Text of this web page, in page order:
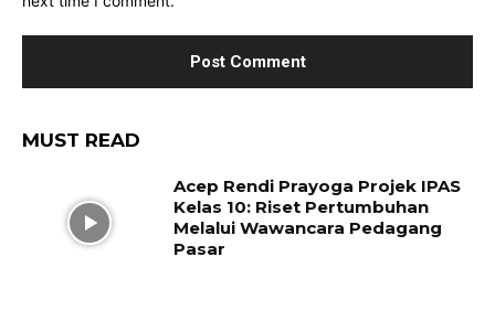
MUST READ
Acep Rendi Prayoga Projek IPAS
Kelas 10: Riset Pertumbuhan
Melalui Wawancara Pedagang
Pasar